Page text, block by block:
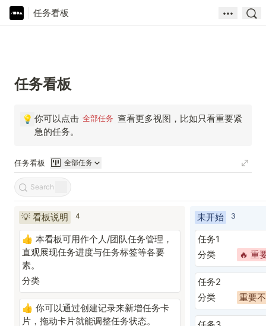
任务看板
任务看板
💡 你可以点击 全部任务 查看更多视图，比如只看重要紧
急的任务。
任务看板 全部任务
💡 看板说明 4
👍 本看板可用作个人/团队任务管理，
直观展现任务进度与任务标签等各要
素。
分类
👍 你可以通过创建记录来新增任务卡
片 ，拖动卡片就能调整任务状态。
未开始 3
任务1
分类
🔥 重
任务2
分类
重要